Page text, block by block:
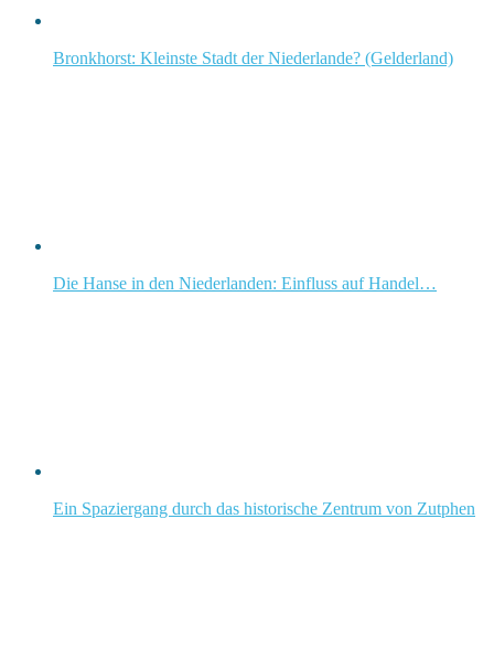
Bronkhorst: Kleinste Stadt der Niederlande? (Gelderland)
Die Hanse in den Niederlanden: Einfluss auf Handel…
Ein Spaziergang durch das historische Zentrum von Zutphen